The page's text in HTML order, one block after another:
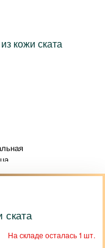
ската
На складе осталась 1 шт.